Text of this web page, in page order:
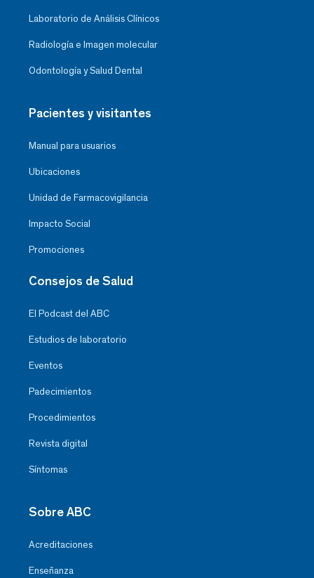
Laboratorio de Análisis Clínicos
Radiología e Imagen molecular
Odontología y Salud Dental
Pacientes y visitantes
Manual para usuarios
Ubicaciones
Unidad de Farmacovigilancia
Impacto Social
Promociones
Consejos de Salud
El Podcast del ABC
Estudios de laboratorio
Eventos
Padecimientos
Procedimientos
Revista digital
Síntomas
Sobre ABC
Acreditaciones
Enseñanza